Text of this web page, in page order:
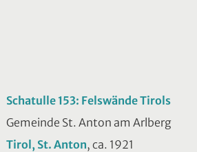
Schatulle 153: Felswände Tirols
Gemeinde St. Anton am Arlberg
Tirol, St. Anton, ca. 1921